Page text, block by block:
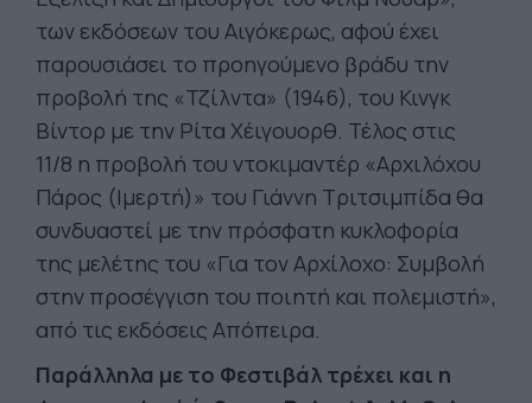
των εκδόσεων του Αιγόκερως, αφού έχει
παρουσιάσει το προηγούμενο βράδυ την
προβολή της «Τζίλντα» (1946), του Κινγκ
Βίντορ με την Ρίτα Χέιγουορθ. Τέλος στις
11/8 η προβολή του ντοκιμαντέρ «Αρχιλόχου
Πάρος (Ιμερτή)» του Γιάννη Τριτσιμπίδα θα
συνδυαστεί με την πρόσφατη κυκλοφορία
της μελέτης του «Για τον Αρχίλοχο: Συμβολή
στην προσέγγιση του ποιητή και πολεμιστή»,
από τις εκδόσεις Απόπειρα.
Παράλληλα με το Φεστιβάλ τρέχει και η